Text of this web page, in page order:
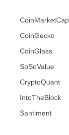
CoinMarketCap
CoinGecko
CoinGlass
SoSoValue
CryptoQuant
IntoTheBlock
Santiment